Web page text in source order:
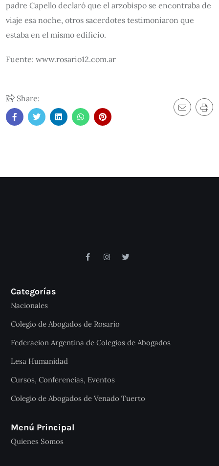
padre Capello declaró que el arzobispo se encontraba de
viaje esa noche, otros sacerdotes testimoniaron que
estaba en el mismo edificio.
Fuente: www.rosario12.com.ar
Share:
Categorías
Nacionales
Colegio de Abogados de Rosario
Federacion Argentina de Colegios de Abogados
Lesa Humanidad
Cursos, Conferencias, Eventos
Colegio de Abogados de Venado Tuerto
Menú Principal
Quienes Somos